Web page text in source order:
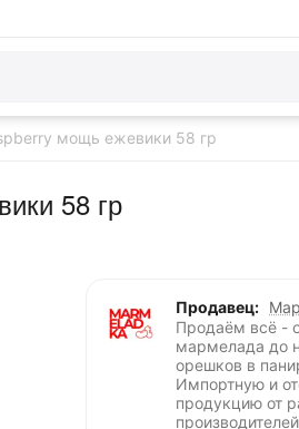
мощь ежевики 58 гр
58 гр
Продавец:
Продаём всё -
мармелада до
орешков в
Импортную и
продукцию от